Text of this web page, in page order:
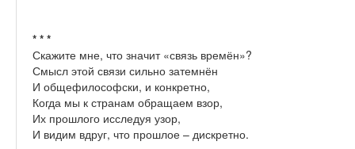
* * *
Скажите мне, что значит «связь времён»?
Смысл этой связи сильно затемнён
И общефилософски, и конкретно,
Когда мы к странам обращаем взор,
Их прошлого исследуя узор,
И видим вдруг, что прошлое – дискретно.